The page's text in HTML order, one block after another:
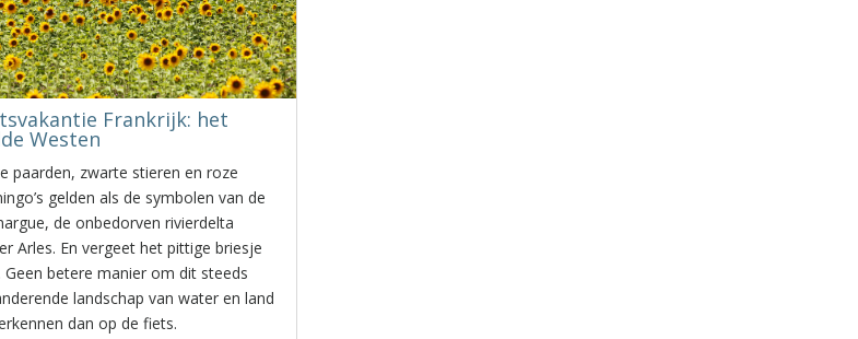
Frankrijk: het
Westen
paarden, zwarte stieren en roze
gelden als de symbolen van de
de onbedorven rivierdelta
Arles. En vergeet het pittige briesje
Geen betere manier om dit steeds
landschap van water en land
dan op de fiets.